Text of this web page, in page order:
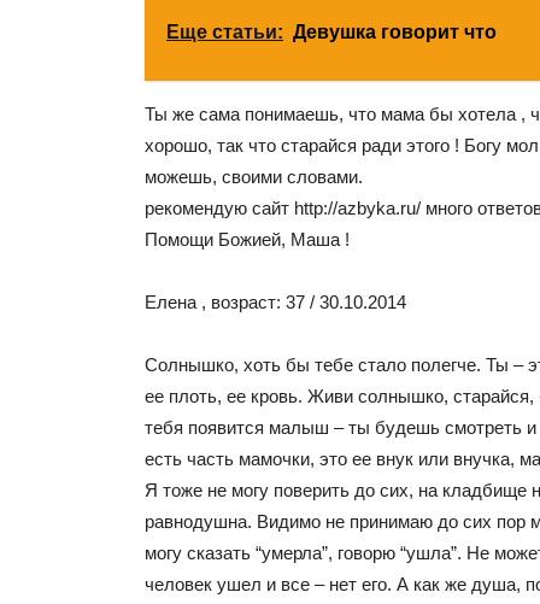
Еще статьи: Девушка говорит что
Ты же сама понимаешь, что мама бы хотела ,
хорошо, так что старайся ради этого ! Богу
можешь, своими словами.
рекомендую сайт http://azbyka.ru/ много
Помощи Божией, Маша !
Елена , возраст: 37 / 30.10.2014
Солнышко, хоть бы тебе стало полегче. Ты –
ее плоть, ее кровь. Живи солнышко, старайся,
тебя появится малыш – ты будешь смотреть и
есть часть мамочки, это ее внук или внучка,
Я тоже не могу поверить до сих, на кладбище
равнодушна. Видимо не принимаю до сих пор
могу сказать “умерла”, говорю “ушла”. Не
человек ушел и все – нет его. А как же душа,